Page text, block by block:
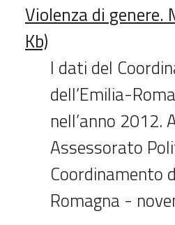
Violenza di
Kb)
I dati del
dell’Emilia-
nell’anno 2012.
Assessorato
Coordinamento
Romagna -